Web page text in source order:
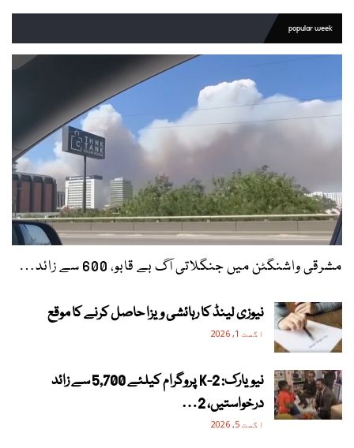
popular week
مشرقی واشنگٹن میں جنگلاتی آگ بے قابو، 600 سے زائد…
نیوزی لینڈ کا رہائشی ویزا حاصل کرنے کا موقع
اگست 1, 2026
نیویارک: 2-K پروگرام کیلئے 5,700 سے زائد
درخواستیں، 2…
اگست 5, 2026